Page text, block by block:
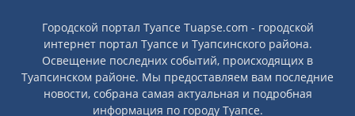
Городской портал Туапсе Tuapse.com - городской
интернет портал Туапсе и Туапсинского района.
Освещение последних событий, происходящих в
Туапсинском районе. Мы предоставляем вам последние
новости, собрана самая актуальная и подробная
информация по городу Туапсе.